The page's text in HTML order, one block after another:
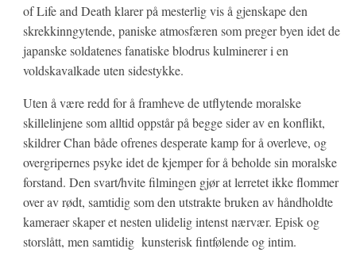
of Life and Death klarer på mesterlig vis å gjenskape den
skrekkinngytende, paniske atmosfæren som preger byen idet de
japanske soldatenes fanatiske blodrus kulminerer i en
voldskavalkade uten sidestykke.
Uten å være redd for å framheve de utflytende moralske
skillelinjene som alltid oppstår på begge sider av en konflikt,
skildrer Chan både ofrenes desperate kamp for å overleve, og
overgripernes psyke idet de kjemper for å beholde sin moralske
forstand. Den svart/hvite filmingen gjør at lerretet ikke flommer
over av rødt, samtidig som den utstrakte bruken av håndholdte
kameraer skaper et nesten ulidelig intenst nærvær. Episk og
storslått, men samtidig kunsterisk fintfølende og intim.